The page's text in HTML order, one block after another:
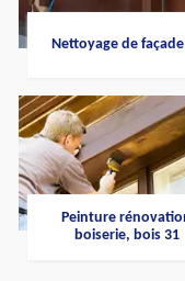
Nettoyage de
Peinture
boiserie, bois 31